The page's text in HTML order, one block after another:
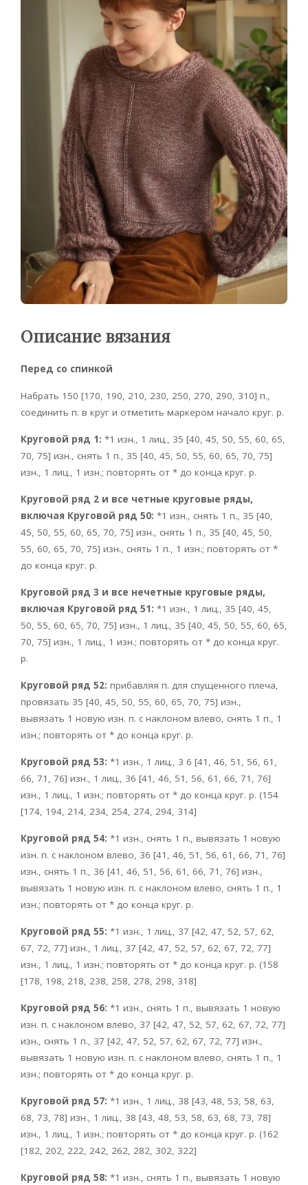
Описание вязания
Перед со спинкой
Набрать 150 [170, 190, 210, 230, 250, 270, 290, 310] п.,
соединить п. в круг и отметить маркером начало круг. р.
Круговой ряд 1: *1 изн., 1 лиц., 35 [40, 45, 50, 55, 60, 65,
70, 75] изн., снять 1 п., 35 [40, 45, 50, 55, 60, 65, 70, 75]
изн., 1 лиц., 1 изн.; повторять от * до конца круг. р.
Круговой ряд 2 и все четные круговые ряды,
включая Круговой ряд 50: *1 изн., снять 1 п., 35 [40,
45, 50, 55, 60, 65, 70, 75] изн., снять 1 п., 35 [40, 45, 50,
55, 60, 65, 70, 75] изн., снять 1 п., 1 изн.; повторять от *
до конца круг. р.
Круговой ряд 3 и все нечетные круговые ряды,
включая Круговой ряд 51: *1 изн., 1 лиц., 35 [40, 45,
50, 55, 60, 65, 70, 75] изн., 1 лиц., 35 [40, 45, 50, 55, 60, 65,
70, 75] изн., 1 лиц., 1 изн.; повторять от * до конца круг.
р.
Круговой ряд 52: прибавляя п. для спущенного плеча,
провязать 35 [40, 45, 50, 55, 60, 65, 70, 75] изн.,
вывязать 1 новую изн. п. с наклоном влево, снять 1 п., 1
изн.; повторять от * до конца круг. р.
Круговой ряд 53: *1 изн., 1 лиц., 3 6 [41, 46, 51, 56, 61,
66, 71, 76] изн., 1 лиц., 36 [41, 46, 51, 56, 61, 66, 71, 76]
изн., 1 лиц., 1 изн.; повторять от * до конца круг. р. (154
[174, 194, 214, 234, 254, 274, 294, 314]
Круговой ряд 54: *1 изн., снять 1 п., вывязать 1 новую
изн. п. с наклоном влево, 36 [41, 46, 51, 56, 61, 66, 71, 76]
изн., снять 1 п., 36 [41, 46, 51, 56, 61, 66, 71, 76] изн.,
вывязать 1 новую изн. п. с наклоном влево, снять 1 п., 1
изн.; повторять от * до конца круг. р.
Круговой ряд 55: *1 изн., 1 лиц., 37 [42, 47, 52, 57, 62,
67, 72, 77] изн., 1 лиц., 37 [42, 47, 52, 57, 62, 67, 72, 77]
изн., 1 лиц., 1 изн.; повторять от * до конца круг. р. (158
[178, 198, 218, 238, 258, 278, 298, 318]
Круговой ряд 56: *1 изн., снять 1 п., вывязать 1 новую
изн. п. с наклоном влево, 37 [42, 47, 52, 57, 62, 67, 72, 77]
изн., снять 1 п., 37 [42, 47, 52, 57, 62, 67, 72, 77] изн.,
вывязать 1 новую изн. п. с наклоном влево, снять 1 п., 1
изн.; повторять от * до конца круг. р.
Круговой ряд 57: *1 изн., 1 лиц., 38 [43, 48, 53, 58, 63,
68, 73, 78] изн., 1 лиц., 38 [43, 48, 53, 58, 63, 68, 73, 78]
изн., 1 лиц., 1 изн.; повторять от * до конца круг. р. (162
[182, 202, 222, 242, 262, 282, 302, 322]
Круговой ряд 58: *1 изн., снять 1 п., вывязать 1 новую